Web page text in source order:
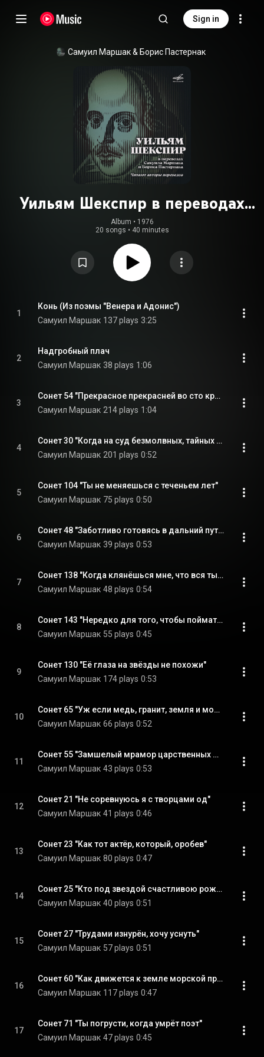
Sign in
Самуил Маршак & Борис Пастернак
Уильям Шекспир в переводах
Маршака и Пастернака
Album • 1976
20 songs • 40 minutes
1
Конь (Из поэмы "Венера и Адонис")
Самуил Маршак 137 plays 3:25
2
Надгробный плач
Самуил Маршак 38 plays 1:06
3
Сонет 54 "Прекрасное прекрасней во сто крат"
Самуил Маршак 214 plays 1:04
4
Сонет 30 "Когда на суд безмолвных, тайных дум"
Самуил Маршак 201 plays 0:52
5
Сонет 104 "Ты не меняешься с теченьем лет"
Самуил Маршак 75 plays 0:50
6
Сонет 48 "Заботливо готовясь в дальний путь"
Самуил Маршак 39 plays 0:53
7
Сонет 138 "Когда клянёшься мне, что вся ты сплошь"
Самуил Маршак 48 plays 0:54
8
Сонет 143 "Нередко для того, чтобы поймать"
Самуил Маршак 55 plays 0:45
9
Сонет 130 "Её глаза на звёзды не похожи"
Самуил Маршак 174 plays 0:53
10
Сонет 65 "Уж если медь, гранит, земля и море"
Самуил Маршак 66 plays 0:52
11
Сонет 55 "Замшелый мрамор царственных могил"
Самуил Маршак 43 plays 0:53
12
Сонет 21 "Не соревнуюсь я с творцами од"
Самуил Маршак 41 plays 0:46
13
Сонет 23 "Как тот актёр, который, оробев"
Самуил Маршак 80 plays 0:47
14
Сонет 25 "Кто под звездой счастливою рождён"
Самуил Маршак 40 plays 0:51
15
Сонет 27 "Трудами изнурён, хочу уснуть"
Самуил Маршак 57 plays 0:51
16
Сонет 60 "Как движется к земле морской прибой"
Самуил Маршак 117 plays 0:47
17
Сонет 71 "Ты погрусти, когда умрёт поэт"
Самуил Маршак 47 plays 0:45